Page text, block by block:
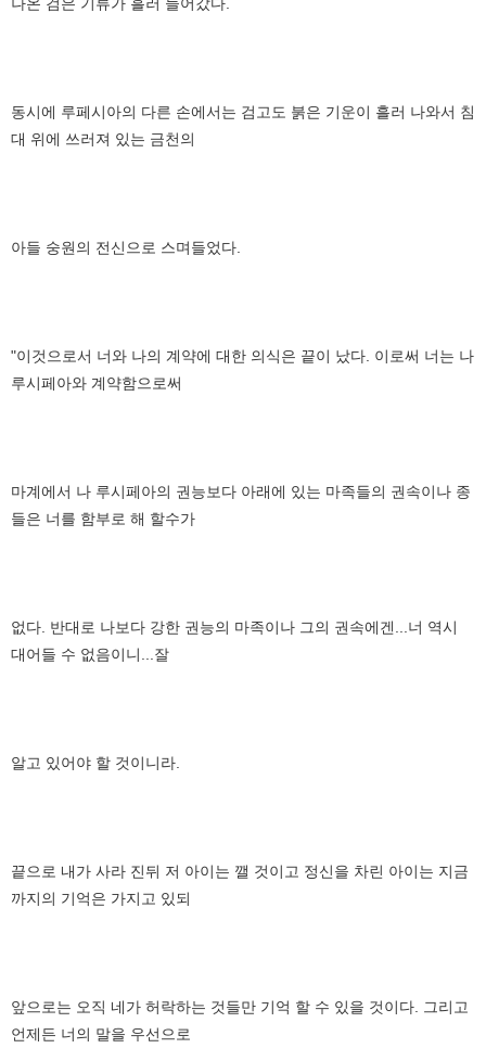
동시에 루페시아의 다른 손에서는 검고도 붉은 기운이 흘러 나와서 침
대 위에 쓰러져 있는 금천의
아들 숭원의 전신으로 스며들었다.
"이것으로서 너와 나의 계약에 대한 의식은 끝이 났다. 이로써 너는 나
루시페아와 계약함으로써
마계에서 나 루시페아의 권능보다 아래에 있는 마족들의 권속이나 종
들은 너를 함부로 해 할수가
없다. 반대로 나보다 강한 권능의 마족이나 그의 권속에겐...너 역시
대어들 수 없음이니...잘
알고 있어야 할 것이니라.
끝으로 내가 사라 진뒤 저 아이는 깰 것이고 정신을 차린 아이는 지금
까지의 기억은 가지고 있되
앞으로는 오직 네가 허락하는 것들만 기억 할 수 있을 것이다. 그리고
언제든 너의 말을 우선으로